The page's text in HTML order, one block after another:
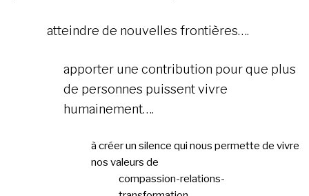
atteindre de nouvelles frontières….
apporter une contribution pour que plus
de personnes puissent vivre
humainement….
à créer un silence qui nous permette de vivre
nos valeurs de
compassion-relations-